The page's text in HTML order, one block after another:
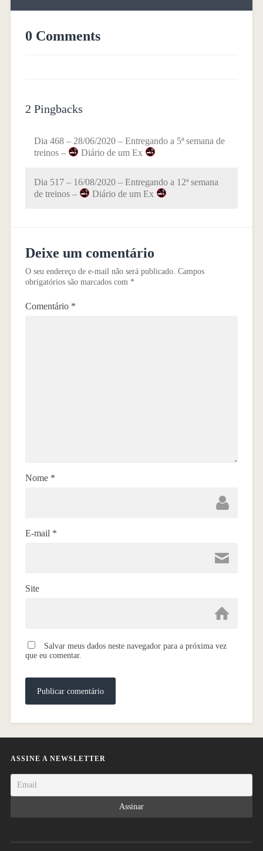
0 Comments
2 Pingbacks
Dia 468 – 28/06/2020 – Entregando a 5ª semana de
treinos –
Diário de um Ex
Dia 517 – 16/08/2020 – Entregando a 12ª semana
de treinos –
Diário de um Ex
Deixe um comentário
O seu endereço de e-mail não será publicado. Campos
obrigatórios são marcados com *
Comentário *
Nome *
E-mail *
Site
Salvar meus dados neste navegador para a próxima vez
que eu comentar.
ASSINE A NEWSLETTER